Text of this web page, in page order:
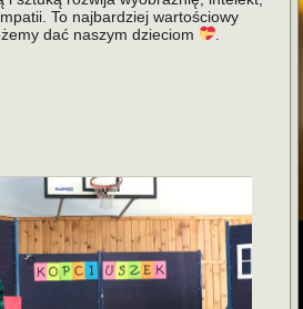
To najbardziej wartościowy
dać naszym dzieciom